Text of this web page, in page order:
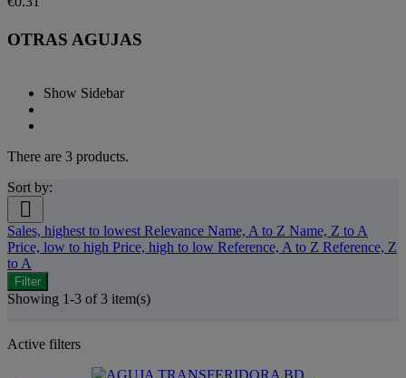
OTRAS AGUJAS
Show Sidebar
There are 3 products.
Sort by:

Sales, highest to lowest Relevance Name, A to Z Name, Z to A
Price, low to high Price, high to low Reference, A to Z Reference, Z
to A
Filter
Showing 1-3 of 3 item(s)
Active filters